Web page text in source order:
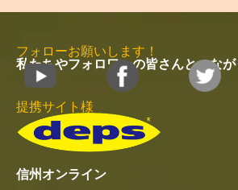
フォローお願いします！
私たちやフォロワーの皆さんとつなが
提携サイト様
信州オンライン